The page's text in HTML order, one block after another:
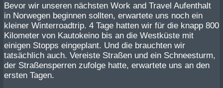
Bevor wir unseren nächsten Work and Travel Aufenthalt
in Norwegen beginnen sollten, erwartete uns noch ein
kleiner Winterroadtrip. 4 Tage hatten wir für die knapp 800
Kilometer von Kautokeino bis an die Westküste mit
einigen Stopps eingeplant. Und die brauchten wir
tatsächlich auch. Vereiste Straßen und ein Schneesturm,
der Straßensperren zufolge hatte, erwartete uns an den
ersten Tagen.